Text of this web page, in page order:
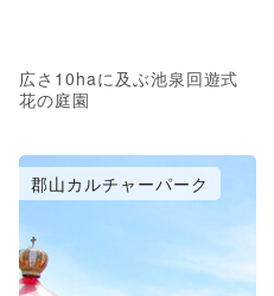
広さ10haに及ぶ池泉回遊式
花の庭園
郡山カルチャーパーク